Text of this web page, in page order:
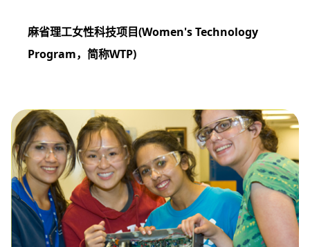
麻省理工女性科技项目(Women's Technology
Program，简称WTP)